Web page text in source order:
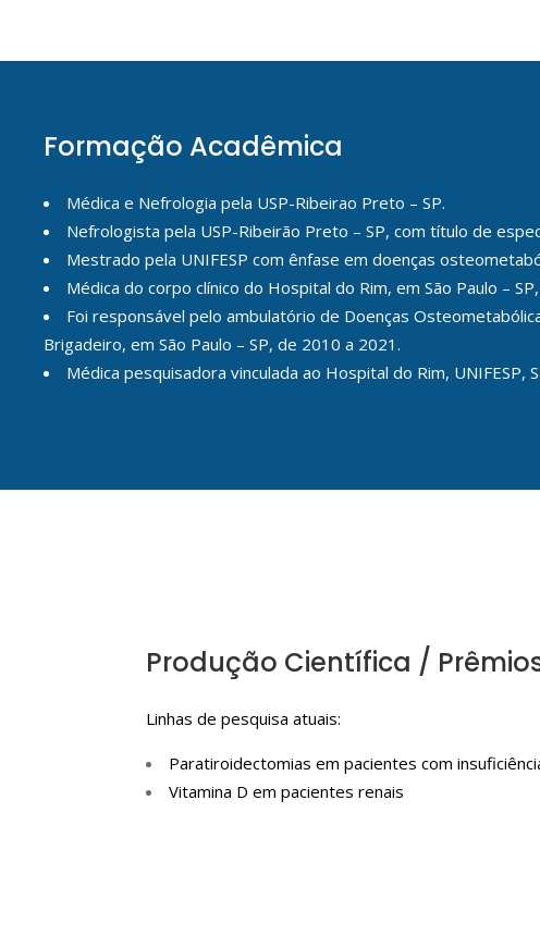
Formação Acadêmica
Médica e Nefrologia pela USP-Ribeirao Preto – SP.
Nefrologista pela USP-Ribeirão Preto – SP, com título de
Mestrado pela UNIFESP com ênfase em doenças
Médica do corpo clínico do Hospital do Rim, em São Paulo –
Foi responsável pelo ambulatório de Doenças
Brigadeiro, em São Paulo – SP, de 2010 a 2021.
Médica pesquisadora vinculada ao Hospital do Rim, UNIFESP,
Produção Científica /
Linhas de pesquisa atuais:
Paratiroidectomias em pacientes com
Vitamina D em pacientes renais